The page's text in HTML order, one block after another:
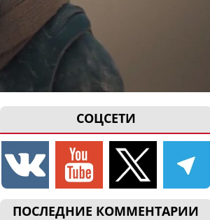
СОЦСЕТИ
ПОСЛЕДНИЕ КОММЕНТАРИИ